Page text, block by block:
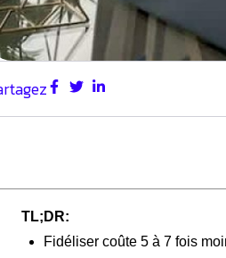
TL;DR:
Fidéliser coûte 5 à 7 fois